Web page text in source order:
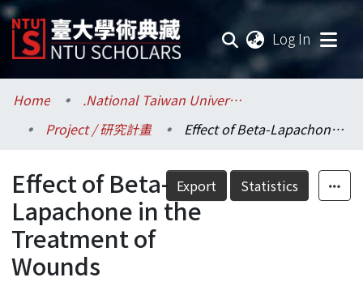
Log In
Communities & Collections
Research Outputs
Fundings & Projects
Researchers
Organizations
Home
.National Taiwan University / 國立臺灣大學
Project / 研究計畫
Effect of Beta-Lapachone in the Treatment of Wounds
Export Statistics
Effect of Beta-
Lapachone in the
Treatment of
Wounds